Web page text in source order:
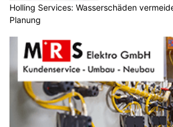
Holling Services: Wasserschäden
Planung